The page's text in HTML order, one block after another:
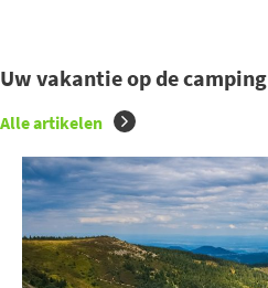
Uw vakantie op de camping
Alle artikelen